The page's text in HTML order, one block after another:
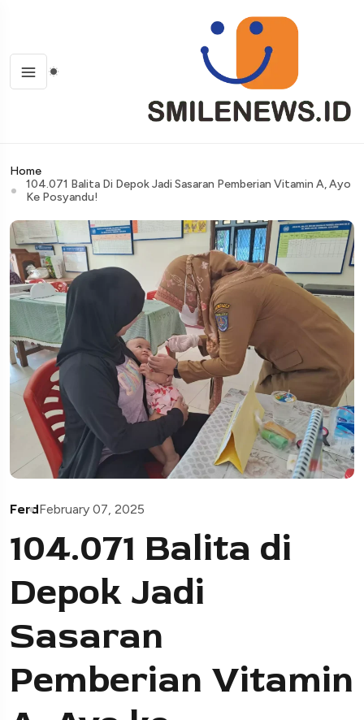
Home
104.071 Balita Di Depok Jadi Sasaran Pemberian Vitamin A, Ayo
Ke Posyandu!
FerdFebruary 07, 2025
104.071 Balita di
Depok Jadi
Sasaran
Pemberian Vitamin